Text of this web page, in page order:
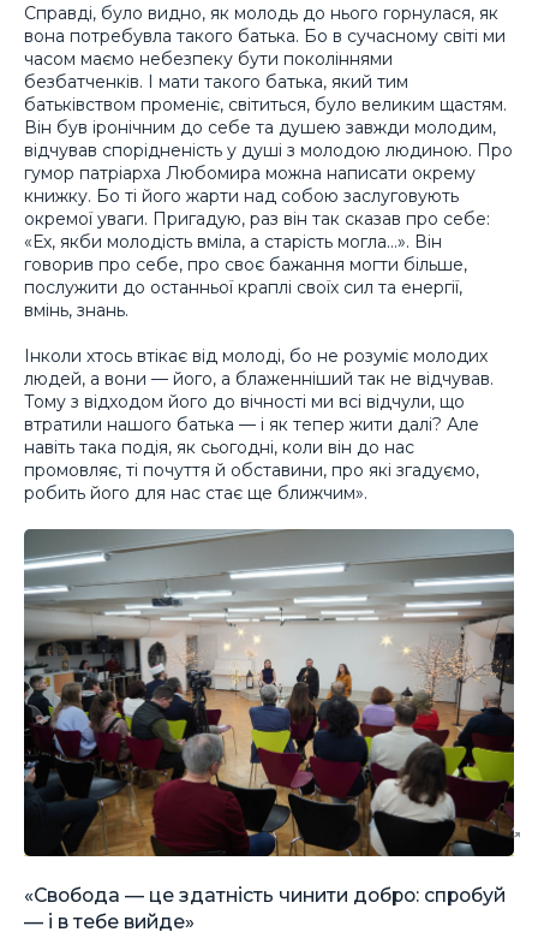
Справді, було видно, як молодь до нього горнулася, як
вона потребувла такого батька. Бо в сучасному світі ми
часом маємо небезпеку бути поколіннями
безбатченків. І мати такого батька, який тим
батьківством променіє, світиться, було великим щастям.
Він був іронічним до себе та душею завжди молодим,
відчував спорідненість у душі з молодою людиною. Про
гумор патріарха Любомира можна написати окрему
книжку. Бо ті його жарти над собою заслуговують
окремої уваги. Пригадую, раз він так сказав про себе:
«Ех, якби молодість вміла, а старість могла…». Він
говорив про себе, про своє бажання могти більше,
послужити до останньої краплі своїх сил та енергії,
вмінь, знань.
Інколи хтось втікає від молоді, бо не розуміє молодих
людей, а вони — його, а блаженніший так не відчував.
Тому з відходом його до вічності ми всі відчули, що
втратили нашого батька — і як тепер жити далі? Але
навіть така подія, як сьогодні, коли він до нас
промовляє, ті почуття й обставини, про які згадуємо,
робить його для нас стає ще ближчим».
«Свобода — це здатність чинити добро: спробуй
— і в тебе вийде»